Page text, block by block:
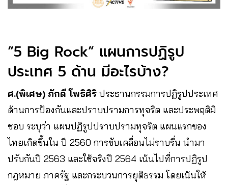
“5 Big Rock” แผนการปฏิรูป
ประเทศ 5 ด้าน มีอะไรบ้าง?
ศ.(พิเศษ) ภักดี โพธิศิริ ประธานกรรมการปฏิรูปประเทศ
ด้านการป้องกันและปราบปรามการทุจริต และประพฤติมิ
ชอบ ระบุว่า แผนปฏิรูปปราบปรามทุจริต แผนแรกของ
ไทยเกิดขึ้นใน ปี 2560 การขับเคลื่อนไม่ราบรื่น นำมา
ปรับกันปี 2563 และใช้จริงปี 2564 เน้นไปที่การปฏิรูป
กฎหมาย ภาครัฐ และกระบวนการยุติธรรม โดยเน้นให้